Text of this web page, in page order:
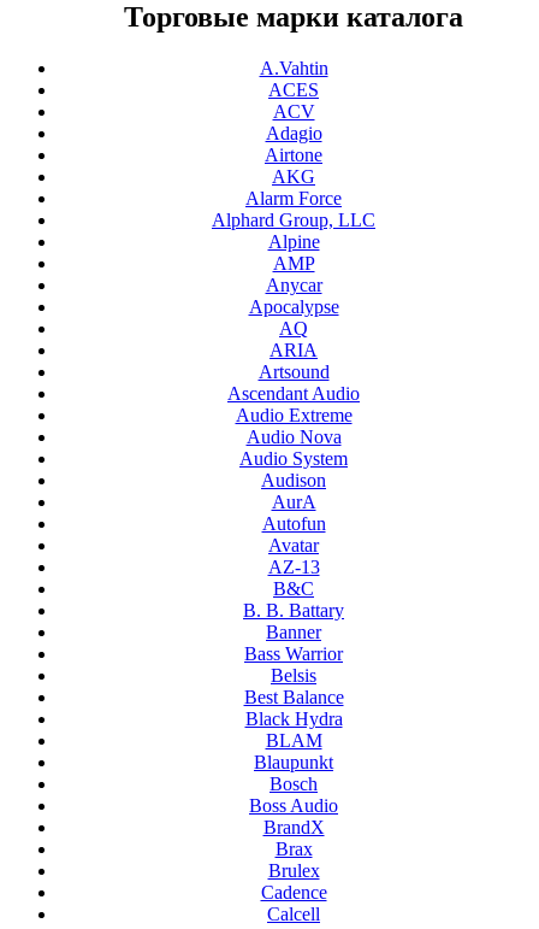
Торговые марки каталога
A.Vahtin
ACES
ACV
Adagio
Airtone
AKG
Alarm Force
Alphard Group, LLC
Alpine
AMP
Anycar
Apocalypse
AQ
ARIA
Artsound
Ascendant Audio
Audio Extreme
Audio Nova
Audio System
Audison
AurA
Autofun
Avatar
AZ-13
B&C
B. B. Battary
Banner
Bass Warrior
Belsis
Best Balance
Black Hydra
BLAM
Blaupunkt
Bosch
Boss Audio
BrandX
Brax
Brulex
Cadence
Calcell